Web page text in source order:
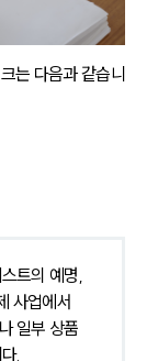
는 다음과 같습니
트의 예명,
사업에서
일부 상품
.